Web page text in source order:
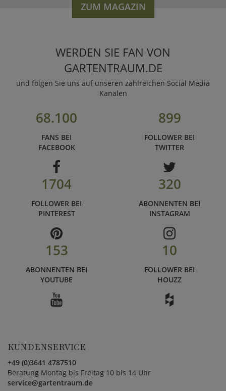
ZUM MAGAZIN
WERDEN SIE FAN VON
GARTENTRAUM.DE
und folgen Sie uns auf unseren zahlreichen Social Media
Kanälen
68.100
FANS BEI
FACEBOOK
899
FOLLOWER BEI
TWITTER
1704
FOLLOWER BEI
PINTEREST
320
ABONNENTEN BEI
INSTAGRAM
153
ABONNENTEN BEI
YOUTUBE
10
FOLLOWER BEI
HOUZZ
KUNDENSERVICE
+49 (0)3641 4787510
Beratung Montag bis Freitag 10 bis 14 Uhr
service@gartentraum.de